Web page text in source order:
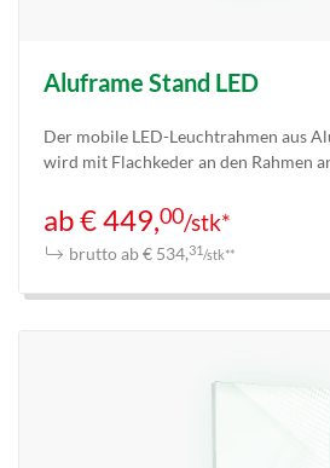
Aluframe Stand LED
Der mobile LED-Leuchtrahmen aus
wird mit Flachkeder an den Rahmen
ab € 449,00/stk*
brutto ab € 534,31 /stk**